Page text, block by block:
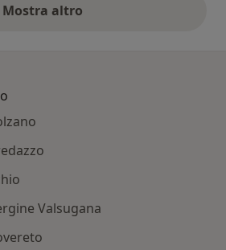
Mostra altroopinioni di cui sopra
Valsugana